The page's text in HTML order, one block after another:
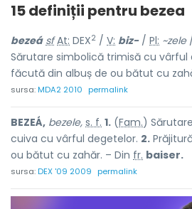
15 definiții pentru bezea
bezeá sf At: DEX2 / V: biz-/ Pl: ~zele
Sărutare simbolică trimisă cu vârful
făcută din albuș de ou bătut cu
sursa:MDA2 2010 permalink
BEZEÁ, bezele, s. f. 1. (Fam.)
cuiva cu vârful degetelor. 2.
ou bătut cu zahăr. – Din fr. baiser.
sursa:DEX '09 2009 permalink